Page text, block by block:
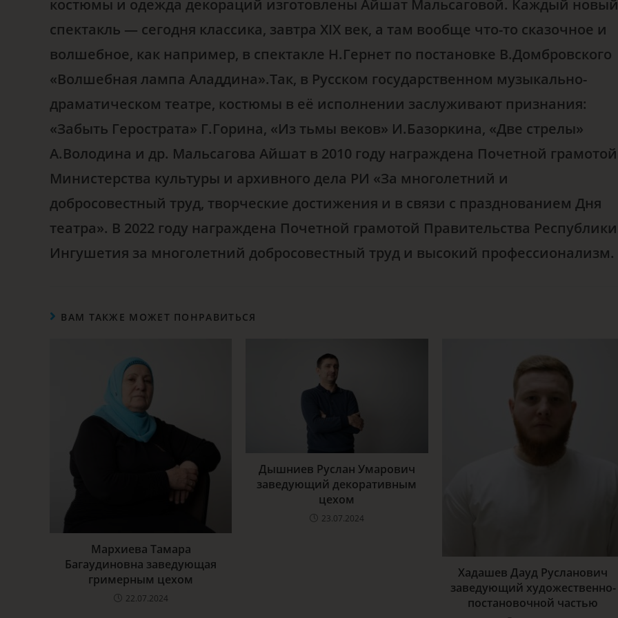
костюмы и одежда декораций изготовлены Айшат Мальсаговой. Каждый новый
спектакль — сегодня классика, завтра XIX век, а там вообще что-то сказочное и
волшебное, как например, в спектакле Н.Гернет по постановке В.Домбровского
«Волшебная лампа Аладдина».Так, в Русском государственном музыкально-
драматическом театре, костюмы в её исполнении заслуживают признания:
«Забыть Герострата» Г.Горина, «Из тьмы веков» И.Базоркина, «Две стрелы»
А.Володина и др. Мальсагова Айшат в 2010 году награждена Почетной грамотой
Министерства культуры и архивного дела РИ «За многолетний и
добросовестный труд, творческие достижения и в связи с празднованием Дня
театра». В 2022 году награждена Почетной грамотой Правительства Республики
Ингушетия за многолетний добросовестный труд и высокий профессионализм.
ВАМ ТАКЖЕ МОЖЕТ ПОНРАВИТЬСЯ
Мархиева Тамара
Багаудиновна заведующая
гримерным цехом
22.07.2024
Дышниев Руслан Умарович
заведующий декоративным
цехом
23.07.2024
Хадашев Дауд Русланович
заведующий художественно-
постановочной частью